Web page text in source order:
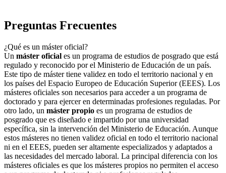
Preguntas Frecuentes
¿Qué es un máster oficial?
Un máster oficial es un programa de estudios de posgrado que está
regulado y reconocido por el Ministerio de Educación de un país.
Este tipo de máster tiene validez en todo el territorio nacional y en
los países del Espacio Europeo de Educación Superior (EEES). Los
másteres oficiales son necesarios para acceder a un programa de
doctorado y para ejercer en determinadas profesiones reguladas. Por
otro lado, un máster propio es un programa de estudios de
posgrado que es diseñado e impartido por una universidad
específica, sin la intervención del Ministerio de Educación. Aunque
estos másteres no tienen validez oficial en todo el territorio nacional
ni en el EEES, pueden ser altamente especializados y adaptados a
las necesidades del mercado laboral. La principal diferencia con los
másteres oficiales es que los másteres propios no permiten el acceso